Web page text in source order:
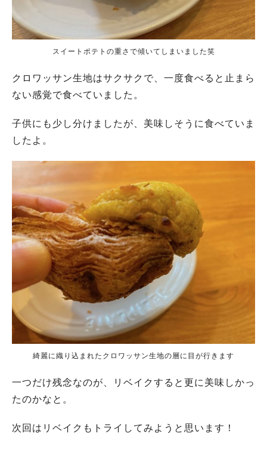
スイートポテトの重さで傾いてしまいました笑
クロワッサン生地はサクサクで、一度食べると止まら
ない感覚で食べていました。
子供にも少し分けましたが、美味しそうに食べていま
したよ。
綺麗に織り込まれたクロワッサン生地の層に目が行きます
一つだけ残念なのが、リベイクすると更に美味しかっ
たのかなと。
次回はリベイクもトライしてみようと思います！